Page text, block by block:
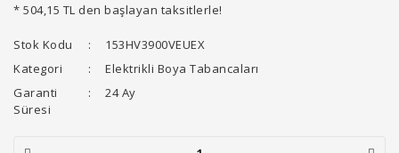
* 504,15 TL den başlayan taksitlerle!
Stok Kodu
153HV3900VEUEX
Kategori
Elektrikli Boya Tabancaları
Garanti
Süresi
24 Ay